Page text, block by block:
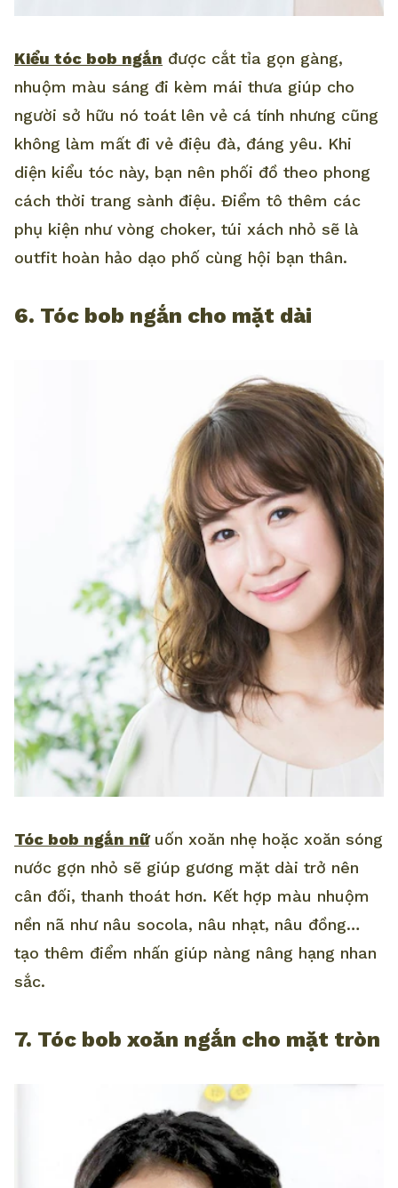
Kiểu tóc bob ngắn được cắt tỉa gọn gàng,
nhuộm màu sáng đi kèm mái thưa giúp cho
người sở hữu nó toát lên vẻ cá tính nhưng cũng
không làm mất đi vẻ điệu đà, đáng yêu. Khi
diện kiểu tóc này, bạn nên phối đồ theo phong
cách thời trang sành điệu. Điểm tô thêm các
phụ kiện như vòng choker, túi xách nhỏ sẽ là
outfit hoàn hảo dạo phố cùng hội bạn thân.
6. Tóc bob ngắn cho mặt dài
Tóc bob ngắn nữuốn xoăn nhẹ hoặc xoăn sóng
nước gợn nhỏ sẽ giúp gương mặt dài trở nên
cân đối, thanh thoát hơn. Kết hợp màu nhuộm
nền nã như nâu socola, nâu nhạt, nâu đồng…
tạo thêm điểm nhấn giúp nàng nâng hạng nhan
sắc.
7. Tóc bob xoăn ngắn cho mặt tròn